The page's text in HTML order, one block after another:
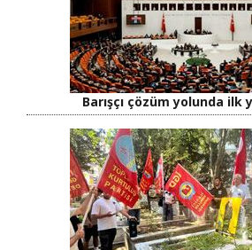
Barışçı çözüm yolunda ilk